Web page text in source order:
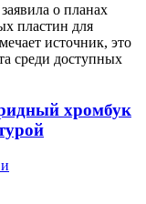
о планах
пластин для
источник, это
среди доступных
хромбук